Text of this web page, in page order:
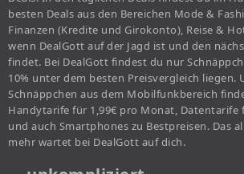
besten Deals aus den Bereichen Mode &
Finanzen (Kredite und Girokonto), Reise &
wenn DealGott auf der Jagd ist und den
findet. Bei DealGott findest du nur
10% unter dem besten Preisvergleich liegen.
Schnäppchen aus dem Mobilfunkbereich
Handytarife für 1,99€ pro Monat, Datentarife
und auch Smartphones zu Bestpreisen. Das
mehr wartet bei DealGott auf dich.